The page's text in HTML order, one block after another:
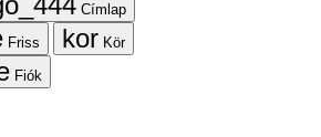
Címlap
Friss
Kör
Fiók